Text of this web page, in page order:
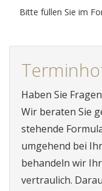
Bitte füllen Sie im
Haben Sie
Wir beraten Sie
stehende
umgehend bei
behandeln wir
vertraulich.